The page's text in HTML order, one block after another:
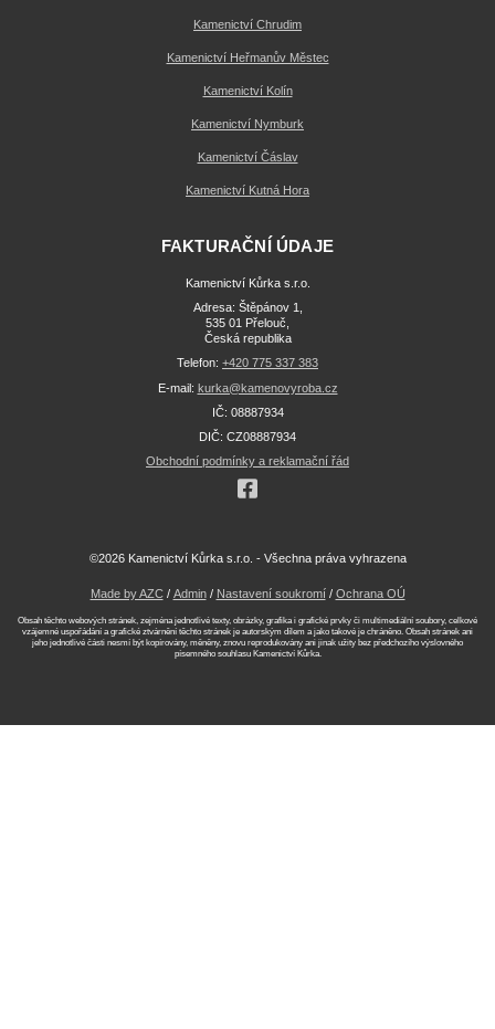
Kamenictví Chrudim
Kamenictví Heřmanův Městec
Kamenictví Kolín
Kamenictví Nymburk
Kamenictví Čáslav
Kamenictví Kutná Hora
FAKTURAČNÍ ÚDAJE
Kamenictví Kůrka s.r.o.
Adresa: Štěpánov 1,
535 01 Přelouč,
Česká republika
Telefon: +420 775 337 383
E-mail: kurka@kamenovyroba.cz
IČ: 08887934
DIČ: CZ08887934
Obchodní podmínky a reklamační řád
©2026 Kamenictví Kůrka s.r.o. - Všechna práva vyhrazena
Made by AZC/ Admin/ Nastavení soukromí/ Ochrana OÚ
Obsah těchto webových stránek, zejména jednotlivé texty, obrázky, grafika i grafické prvky či multimediální soubory, celkové
vzájemné uspořádání a grafické ztvárnění těchto stránek je autorským dílem a jako takové je chráněno. Obsah stránek ani
jeho jednotlivé části nesmí být kopírovány, měněny, znovu reprodukovány ani jinak užity bez předchozího výslovného
písemného souhlasu Kamenictví Kůrka.